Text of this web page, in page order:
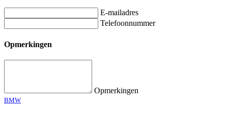
E-mailadres
Telefoonnummer
Opmerkingen
Opmerkingen
BMW